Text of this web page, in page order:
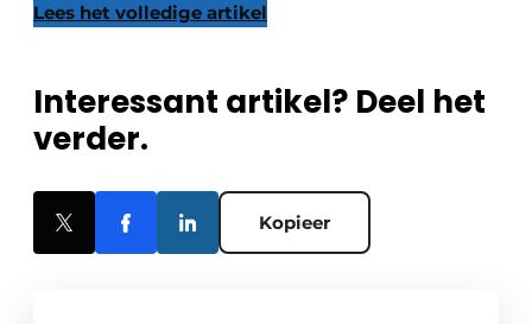
Lees het volledige artikel
Interessant artikel? Deel het
verder.
Kopieer